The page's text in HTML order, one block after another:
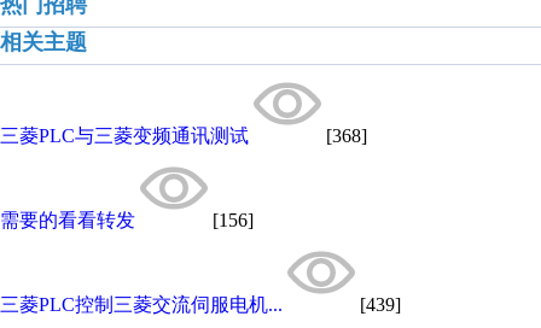
热门招聘
相关主题
三菱PLC与三菱变频通讯测试 [368]
需要的看看转发 [156]
三菱PLC控制三菱交流伺服电机... [439]